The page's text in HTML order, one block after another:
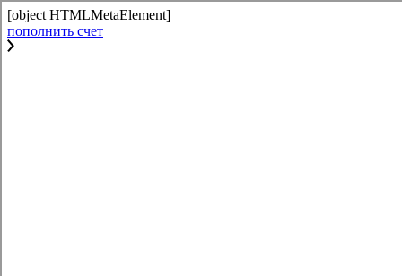
[object HTMLMetaElement]
пополнить счет